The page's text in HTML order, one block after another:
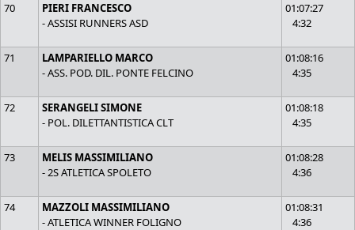
70
PIERI FRANCESCO
- ASSISI RUNNERS ASD
01:07:27
4:32
71
LAMPARIELLO MARCO
- ASS. POD. DIL. PONTE FELCINO
01:08:16
4:35
72
SERANGELI SIMONE
- POL. DILETTANTISTICA CLT
01:08:18
4:35
73
MELIS MASSIMILIANO
- 2S ATLETICA SPOLETO
01:08:28
4:36
74
MAZZOLI MASSIMILIANO
- ATLETICA WINNER FOLIGNO
01:08:31
4:36